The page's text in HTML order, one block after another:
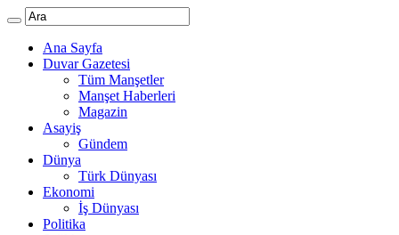
Ana Sayfa
Duvar Gazetesi
Tüm Manşetler
Manşet Haberleri
Magazin
Asayiş
Gündem
Dünya
Türk Dünyası
Ekonomi
İş Dünyası
Politika